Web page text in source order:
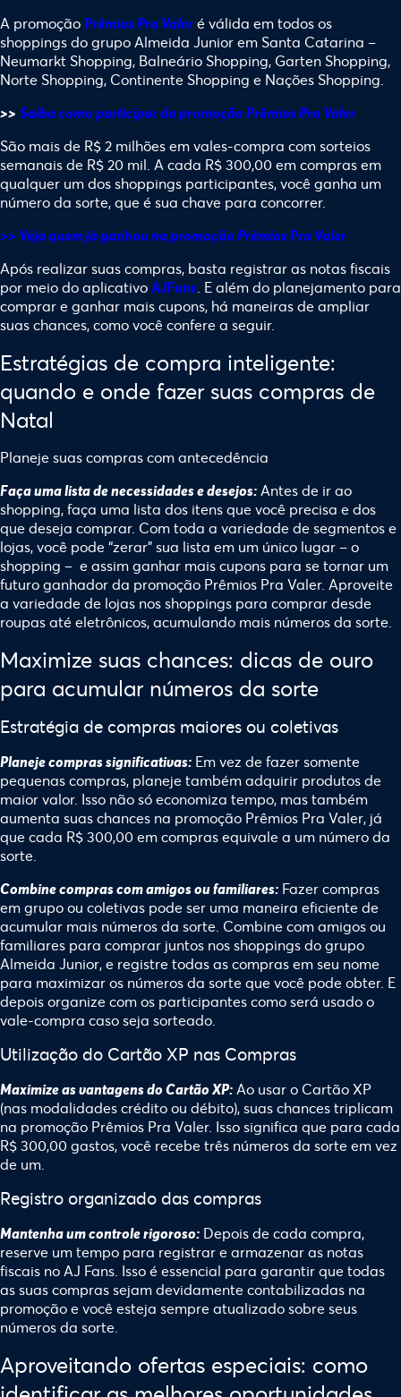
A promoção Prêmios Pra Valer é válida em todos os
shoppings do grupo Almeida Junior em Santa Catarina –
Neumarkt Shopping, Balneário Shopping, Garten Shopping,
Norte Shopping, Continente Shopping e Nações Shopping.
>> Saiba como participar da promoção Prêmios Pra Valer
São mais de R$ 2 milhões em vales-compra com sorteios
semanais de R$ 20 mil. A cada R$ 300,00 em compras em
qualquer um dos shoppings participantes, você ganha um
número da sorte, que é sua chave para concorrer.
>> Veja quem já ganhou na promoção Prêmios Pra Valer
Após realizar suas compras, basta registrar as notas fiscais
por meio do aplicativo AJFans . E além do planejamento para
comprar e ganhar mais cupons, há maneiras de ampliar
suas chances, como você confere a seguir.
Estratégias de compra inteligente:
quando e onde fazer suas compras de
Natal
Planeje suas compras com antecedência
Faça uma lista de necessidades e desejos: Antes de ir ao
shopping, faça uma lista dos itens que você precisa e dos
que deseja comprar. Com toda a variedade de segmentos e
lojas, você pode “zerar” sua lista em um único lugar – o
shopping – e assim ganhar mais cupons para se tornar um
futuro ganhador da promoção Prêmios Pra Valer. Aproveite
a variedade de lojas nos shoppings para comprar desde
roupas até eletrônicos, acumulando mais números da sorte.
Maximize suas chances: dicas de ouro
para acumular números da sorte
Estratégia de compras maiores ou coletivas
Planeje compras significativas: Em vez de fazer somente
pequenas compras, planeje também adquirir produtos de
maior valor. Isso não só economiza tempo, mas também
aumenta suas chances na promoção Prêmios Pra Valer, já
que cada R$ 300,00 em compras equivale a um número da
sorte.
Combine compras com amigos ou familiares: Fazer compras
em grupo ou coletivas pode ser uma maneira eficiente de
acumular mais números da sorte. Combine com amigos ou
familiares para comprar juntos nosshoppings do grupo
Almeida Junior, e registre todas as compras em seu nome
para maximizar os números da sorte que você pode obter. E
depois organize com os participantes como será usado o
vale-compra caso seja sorteado.
Utilização do Cartão XP nas Compras
Maximize as vantagens do Cartão XP: Ao usar o Cartão XP
(nas modalidades crédito ou débito), suas chances triplicam
na promoção Prêmios Pra Valer. Isso significa que para cada
R$ 300,00 gastos, você recebe três números da sorte em vez
de um.
Registro organizado das compras
Mantenha um controle rigoroso: Depois de cada compra,
reserve um tempo para registrar e armazenar as notas
fiscais no AJ Fans. Isso é essencial para garantir que todas
as suas compras sejam devidamente contabilizadas na
promoção e você esteja sempre atualizado sobre seus
números da sorte.
Aproveitando ofertas especiais: como